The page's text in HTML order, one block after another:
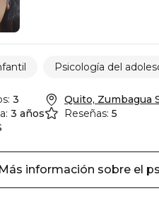
Psicología del
3
3 años
Quito, Zumbagua
Reseñas: 5
Más información sobre el